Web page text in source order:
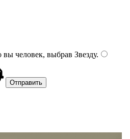
вы человек, выбрав Звезду.